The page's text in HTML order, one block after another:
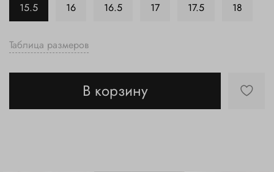
Таблица размеров
В корзину
15.5
16 16.5 17 17.5 18